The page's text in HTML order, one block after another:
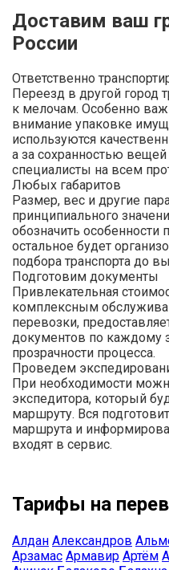
Доставим ваш
России
Ответственно
Переезд в другой город
к мелочам. Особенно
внимание упаковке
используются
а за сохранностью
специалисты на всем
Любых габаритов
Размер, вес и другие
принципиального
обозначить
остальное будет
подбора транспорта до
Подготовим документы
Привлекательная
комплексным
перевозки,
документов по каждому
прозрачности процесса.
Проведем
При необходимости
экспедитора, который
маршруту. Вся
маршрута и
входят в сервис.
Тарифы на
Алдан Александров
Арзамас Армавир Артём